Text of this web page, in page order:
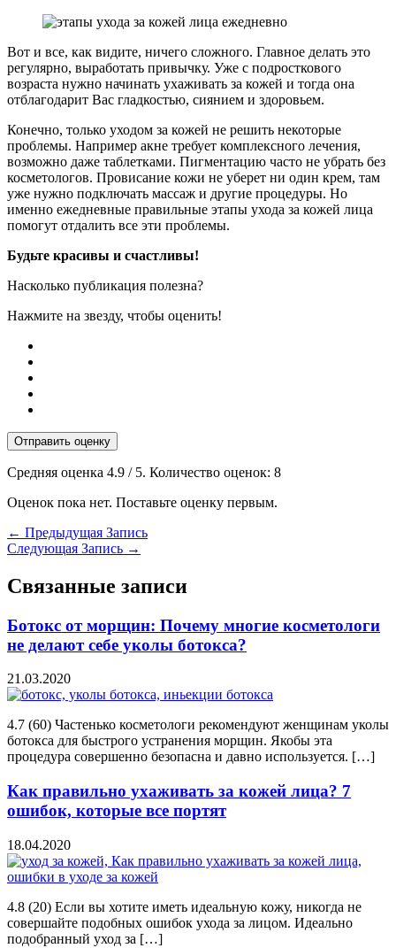
Вот и все, как видите, ничего сложного. Главное делать это
регулярно, выработать привычку. Уже с подросткового
возраста нужно начинать ухаживать за кожей и тогда она
отблагодарит Вас гладкостью, сиянием и здоровьем.
Конечно, только уходом за кожей не решить некоторые
проблемы. Например акне требует комплексного лечения,
возможно даже таблетками. Пигментацию часто не убрать без
косметологов. Провисание кожи не уберет ни один крем, там
уже нужно подключать массаж и другие процедуры. Но
именно ежедневные правильные этапы ухода за кожей лица
помогут отдалить все эти проблемы.
Будьте красивы и счастливы!
Насколько публикация полезна?
Нажмите на звезду, чтобы оценить!
Отправить оценку
Средняя оценка 4.9 / 5. Количество оценок: 8
Оценок пока нет. Поставьте оценку первым.
← Предыдущая Запись
Следующая Запись →
Связанные записи
Ботокс от морщин: Почему многие косметологи
не делают себе уколы ботокса?
21.03.2020
4.7 (60) Частенько косметологи рекомендуют женщинам уколы
ботокса для быстрого устранения морщин. Якобы эта
процедура совершенно безопасна и давно используется. […]
Как правильно ухаживать за кожей лица? 7
ошибок, которые все портят
18.04.2020
4.8 (20) Если вы хотите иметь идеальную кожу, никогда не
совершайте подобных ошибок ухода за лицом. Идеально
подобранный уход за […]